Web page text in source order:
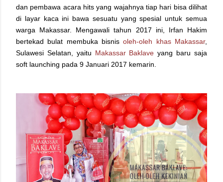
dan pembawa acara hits yang wajahnya tiap hari bisa dilihat
di layar kaca ini bawa sesuatu yang spesial untuk semua
warga Makassar. Mengawali tahun 2017 ini, Irfan Hakim
bertekad bulat membuka bisnisoleh-oleh khas Makassar,
Sulawesi Selatan, yaitu Makassar Baklave yang baru saja
soft launching pada 9 Januari 2017 kemarin.